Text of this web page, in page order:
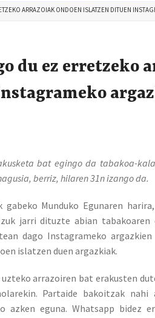
ARRAZOIAK ONDOEN ISLATZEN DITUEN
du ez erretzeko
bat egingo da tabakoa-
berriz, hilaren 31n izango da.
Munduko Egunaren
jarri dituzte abian tabakoaren
dago Instagrameko
islatzen duen argazkiak.
arrazoiren bat erakusten
Partaide bakoitzak
eguna. Whatsapp bidez